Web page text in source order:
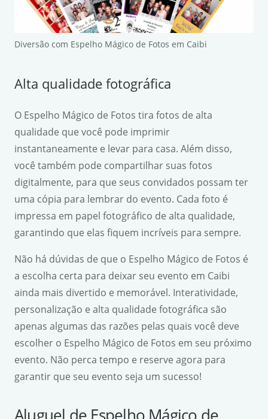
Diversão com Espelho Mágico de Fotos em Caibi
Alta qualidade fotográfica
O Espelho Mágico de Fotos tira fotos de alta
qualidade que você pode imprimir
instantaneamente e levar para casa. Além disso,
você também pode compartilhar suas fotos
digitalmente, para que seus convidados possam ter
uma cópia para lembrar do evento. Cada foto é
impressa em papel fotográfico de alta qualidade,
garantindo que elas fiquem incríveis para sempre.
Não há dúvidas de que o Espelho Mágico de Fotos é
a escolha certa para deixar seu evento em Caibi
ainda mais divertido e memorável. Interatividade,
personalização e alta qualidade fotográfica são
apenas algumas das razões pelas quais você deve
escolher o Espelho Mágico de Fotos em seu próximo
evento. Não perca tempo e reserve agora para
garantir que seu evento seja um sucesso!
Aluguel de Espelho Mágico de